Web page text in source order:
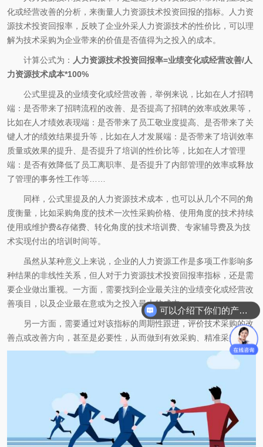
化或经营改善的分析，来衡量人力资源技术投资回报的指标。人力资
源技术投资回报率，反映了企业外采人力资源技术的性价比，可以理
解为技术采购为企业带来的价值是否值得为之投入的成本。
计算公式为： 人力资源技术投资回报率=业绩变化或经营改善/人
力资源技术成本*100%
公式里提及的业绩变化或经营改善，举例来说，比如在人才招聘
端：是否带来了招聘流程的改善、是否提高了招聘的效率或效果等，
比如在人才绩效表现端：是否带来了员工敬业度提高、是否带来了关
键人才的绩效结果提升等，比如在人才发展端：是否带来了培训效率
质量或效果的提升、是否提升了培训的性价比等，比如在人才管理
端：是否有效降低了员工离职率、是否提升了内部管理的效率或释放
了管理的事务性工作等……
同样，公式里提及的人力资源技术成本，也可以从几个不同的角
度衡量，比如采购角度的技术一次性采购价格、使用角度的技术持续
使用或维护费&存储费、转化角度的技术培训费、专家辅导费及为技
术实现付出的培训时间等。
虽然从某种意义上来说，企业的人力资源工作是多项工作影响多
种结果的非线性关系，但人对于力资源技术投资回报率指标，还是需
要企业做出重视。一方面，需要找到企业最关注的业绩变化或经营改
善项目，以及企业最在意或为之投入最大的成本。
另一方面，需要通过对该指标的周期性跟进，评价技术采购的改
善点或改善方向，甚至是必要性，从而做到有效采购、精准采购。
可以介绍下你们的产品么